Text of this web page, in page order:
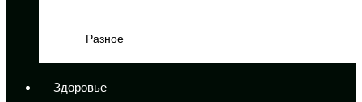
Разное
Здоровье